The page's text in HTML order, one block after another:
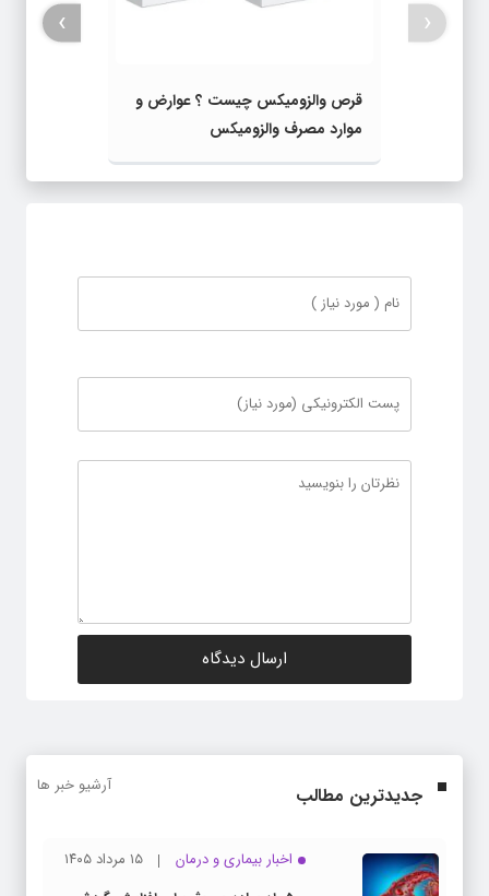
قرص والزومیکس چیست ؟ عوارض و
موارد مصرف والزومیکس
‹
›
جدیدترین مطالب آرشیو خبر ها
اخبار بیماری و درمان
۱۵ مرداد ۱۴۰۵